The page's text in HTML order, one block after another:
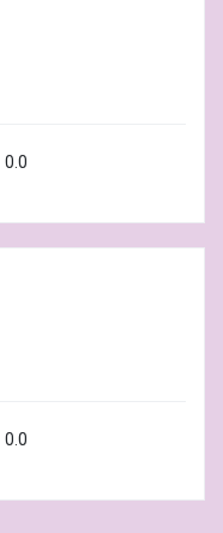
0.0
0.0